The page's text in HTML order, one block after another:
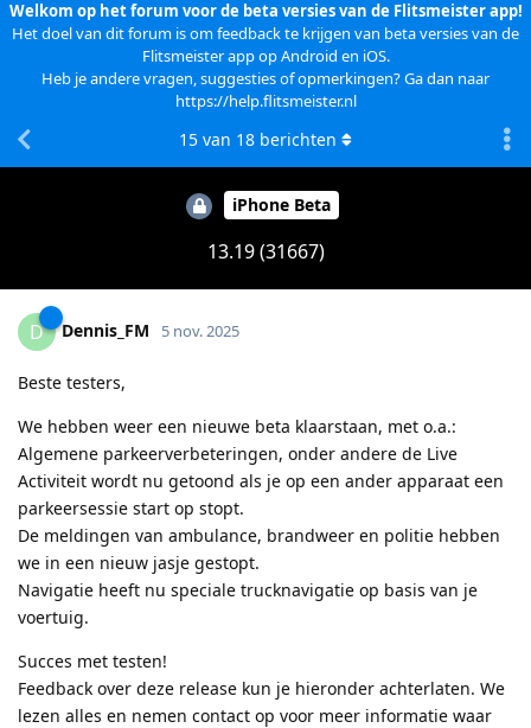
Welkom op het forum voor de beta versies van de Flitsmeister app!
Het doel van dit forum is om feedback te krijgen van beta versies van de
Flitsmeister app op Android en iOS.
Heb je andere vragen, suggesties of opmerkingen? Ga dan naar
https://help.flitsmeister.nl
iPhone Beta
13.19 (31667)
15 van 18 berichten
D Dennis_FM 5 nov. 2025
Beste testers,
We hebben weer een nieuwe beta klaarstaan, met o.a.:
Algemene parkeerverbeteringen, onder andere de Live
Activiteit wordt nu getoond als je op een ander apparaat een
parkeersessie start op stopt.
De meldingen van ambulance, brandweer en politie hebben
we in een nieuw jasje gestopt.
Navigatie heeft nu speciale trucknavigatie op basis van je
voertuig.
Succes met testen!
Feedback over deze release kun je hieronder achterlaten. We
lezen alles en nemen contact op voor meer informatie waar